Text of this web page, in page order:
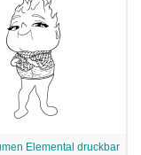
Elemental druckbar